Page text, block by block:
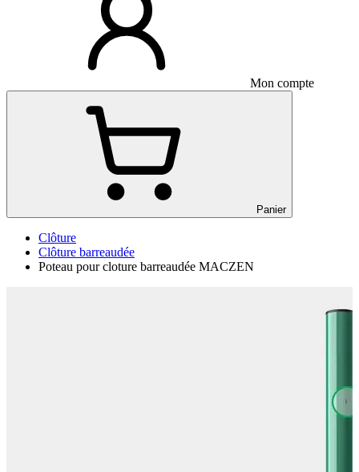
Mon compte
Panier
Clôture
Clôture barreaudée
Poteau pour cloture barreaudée MACZEN